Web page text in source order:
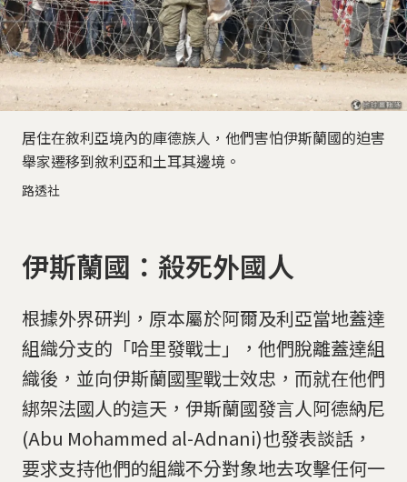
居住在敘利亞境內的庫德族人，他們害怕伊斯蘭國的迫害
舉家遷移到敘利亞和土耳其邊境。
路透社
伊斯蘭國：殺死外國人
根據外界研判，原本屬於阿爾及利亞當地蓋達
組織分支的「哈里發戰士」，他們脫離蓋達組
織後，並向伊斯蘭國聖戰士效忠，而就在他們
綁架法國人的這天，伊斯蘭國發言人阿德納尼
(Abu Mohammed al-Adnani)也發表談話，
要求支持他們的組織不分對象地去攻擊任何一